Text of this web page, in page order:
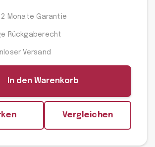
Monate Garantie
Rückgaberecht
Versand
In den Warenkorb
Vergleichen